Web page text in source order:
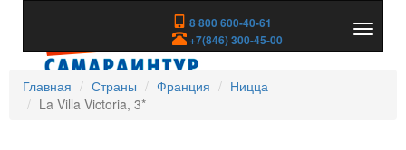
8 800 600-40-61
+7(846) 300-45-00
скрыть
Главная
Страны Франция
Ницца
La Villa Victoria, 3*